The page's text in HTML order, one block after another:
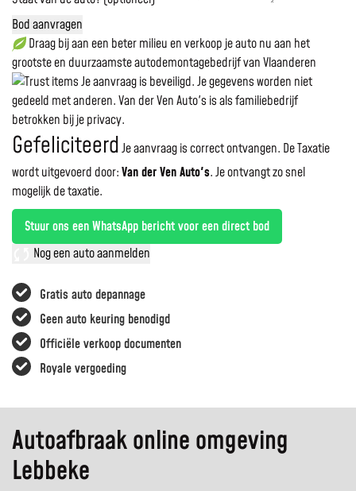
Gratis auto depannage
Geen auto keuring benodigd
Officiële verkoop documenten
Royale vergoeding
Bod aanvragen
Draag bij aan een beter milieu en verkoop je auto nu aan het
grootste en duurzaamste autodemontagebedrijf van Vlaanderen
Je aanvraag is beveiligd. Je gegevens worden niet
gedeeld met anderen. Van der Ven Auto's is als familiebedrijf
betrokken bij je privacy.
GefeliciteerdJe aanvraag is correct ontvangen. De Taxatie
wordt uitgevoerd door:Van der Ven Auto's.Je ontvangt zo snel
mogelijk de taxatie.
Stuur ons een WhatsApp bericht voor een direct bod
Nog een auto aanmelden
Autoafbraak online omgeving
Lebbeke